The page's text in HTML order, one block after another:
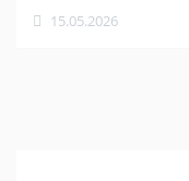
15.05.2026